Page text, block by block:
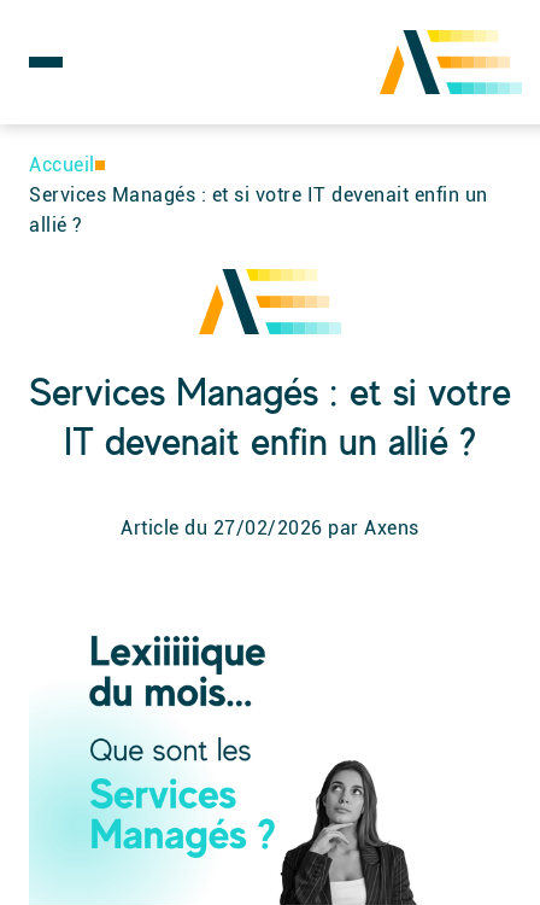
Skip
content
Rechercher :
Accueil
Services Managés : et si votre IT devenait enfin un
allié ?
Services Managés : et si votre
IT devenait enfin un allié ?
Article du 27/02/2026 par Axens